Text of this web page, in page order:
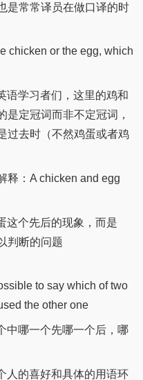
是常常译员在做口译的时
chicken or the egg, which
语学习者们，这里的鸡和
是定冠词而非不定冠词，
过去时（不然鸡蛋或者鸡
释：A chicken and egg
这个先后的现象，而是
判断的问题
to say which of two
the other one
中哪一个先哪一个后，哪
人的喜好和具体的用语环